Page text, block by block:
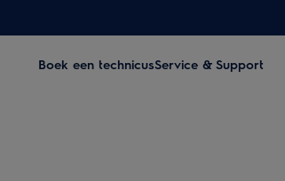
Boek een technicusService & Support